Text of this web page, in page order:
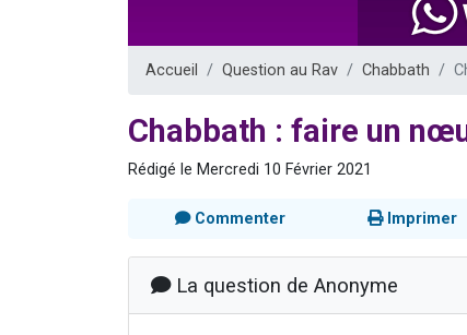
29
Accueil Question au Rav Chabbath
Chabbath : faire un
Rédigé le Mercredi 10 Février 2021
Commenter Imprimer
La question de Anonyme